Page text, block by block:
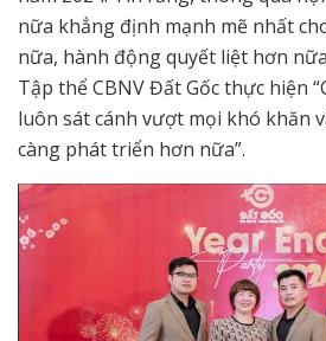
nữa khẳng định mạnh mẽ nhất
nữa, hành động quyết liệt hơn
Tập thể CBNV Đất Gốc thực hiện
luôn sát cánh vượt mọi khó khăn
càng phát triển hơn nữa”.